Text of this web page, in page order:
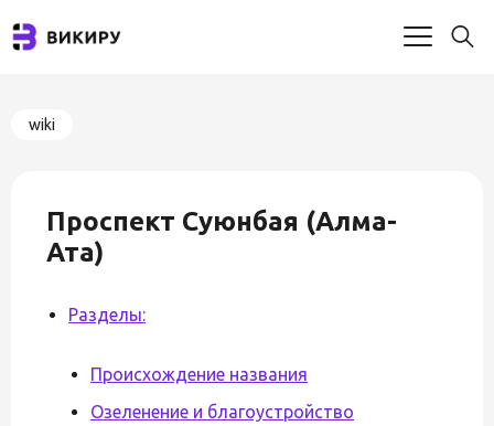
wiki
Проспект Суюнбая (Алма-
Ата)
Разделы:
Происхождение названия
Озеленение и благоустройство